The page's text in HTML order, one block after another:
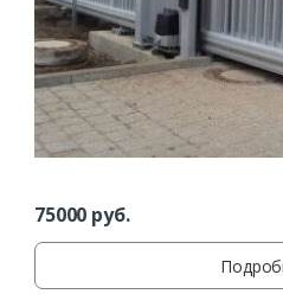
75000 руб.